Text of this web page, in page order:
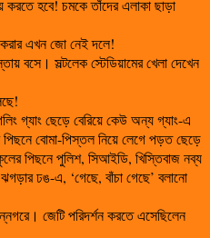
হবে! চমকে তাঁদের এলাকা ছাড়া
করার এখন জো নেই দলে!
বসে। সল্টলেক স্টেডিয়ামের খেলা দেখেন
গ্যাং ছেড়ে বেরিয়ে কেউ অন্য গ্যাং-এ
পিছনে বোমা-পিস্তল নিয়ে লেগে পড়ত ছেড়ে
পিছনে পুলিশ, সিআইডি, খিস্তিবাজ নব্য
ঢঙ-এ, ‘গেছে, বাঁচা গেছে’ বলানো
জেটি পরিদর্শন করতে এসেছিলেন